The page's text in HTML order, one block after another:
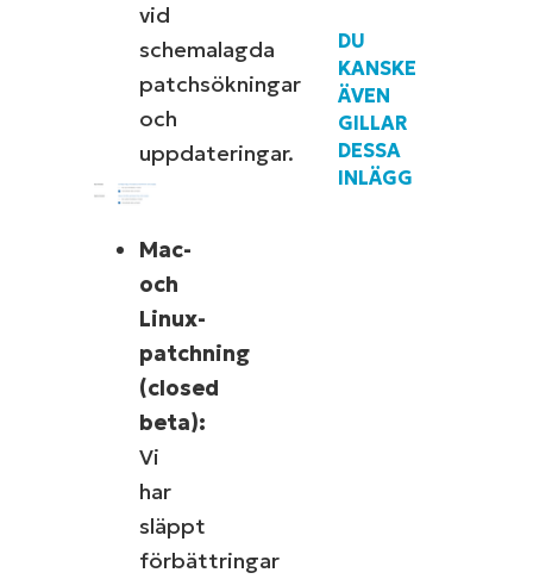
vid
schemalagda
patchsökningar
och
uppdateringar.
Mac-
och
Linux-
patchning
(closed
beta):
Vi
har
släppt
förbättringar
DU
KANSKE
ÄVEN
GILLAR
DESSA
INLÄGG